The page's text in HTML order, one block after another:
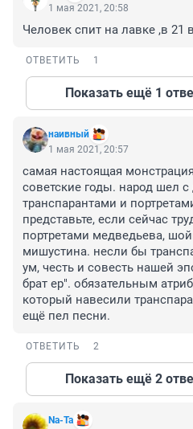
1 мая 2021, 20:58
Человек спит на лавке ,в 21
ОТВЕТИТЬ 1
Показать ещё 1
наивный
1 мая 2021, 20:57
самая настоящая
советские годы. народ шел
транспарантами и
представьте, если сейчас
портретами медведьева,
мишустина. несли бы
ум, честь и совесть нашей
брат ер". обязательным
который навесили
ещё пел песни.
ОТВЕТИТЬ 2
Показать ещё 2
Na-Ta